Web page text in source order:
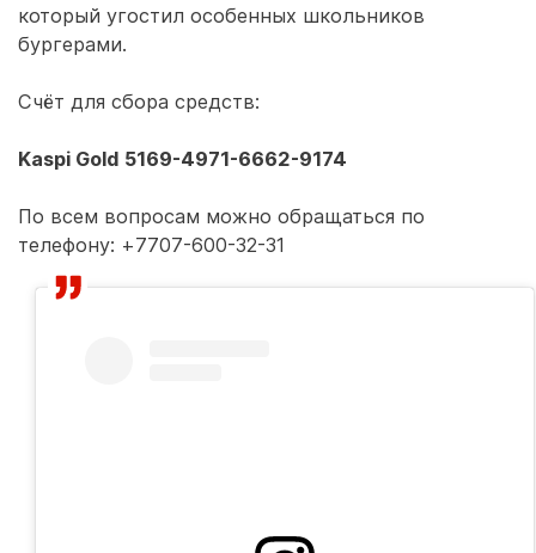
который угостил особенных школьников
бургерами.
Счёт для сбора средств:
Kaspi Gold 5169-4971-6662-9174
По всем вопросам можно обращаться по
телефону: +7707-600-32-31